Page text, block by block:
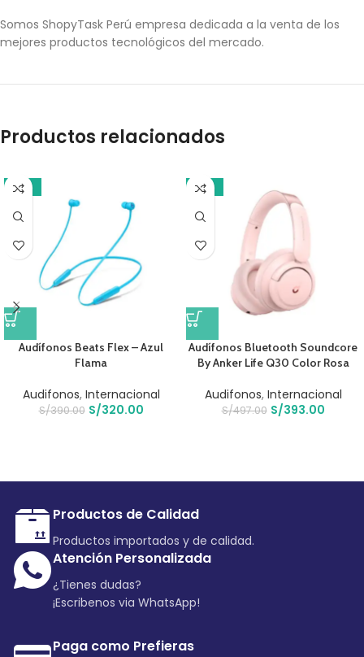
Somos ShopyTask Perú empresa dedicada a la venta de los
mejores productos tecnológicos del mercado.
Productos relacionados
-18%
Audífonos Beats Flex – Azul
Flama
Audifonos, Internacional
S/390.00 S/320.00
-21%
Audífonos Bluetooth Soundcore
By Anker Life Q30 Color Rosa
Audifonos, Internacional
S/497.00 S/393.00
Productos de Calidad
Productos importados y de calidad.
Atención Personalizada
¿Tienes dudas?
¡Escribenos via WhatsApp!
Paga como Prefieras